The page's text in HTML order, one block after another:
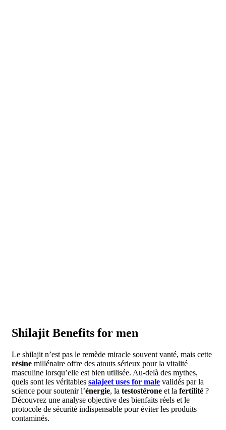
Shilajit Benefits for men
Le shilajit n’est pas le remède miracle souvent vanté, mais cette
résine millénaire offre des atouts sérieux pour la vitalité
masculine lorsqu’elle est bien utilisée. Au-delà des mythes,
quels sont les véritables salajeet uses for male validés par la
science pour soutenir l’énergie, la testostérone et la fertilité ?
Découvrez une analyse objective des bienfaits réels et le
protocole de sécurité indispensable pour éviter les produits
contaminés.